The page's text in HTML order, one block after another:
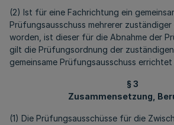
(2) Ist für eine Fachrichtung ein
Prüfungsausschuss mehrerer
worden, ist dieser für die Abnahme der
gilt die Prüfungsordnung der
gemeinsame Prüfungsausschuss errichtet
§ 3
Zusammensetzung,
(1) Die Prüfungsausschüsse für die